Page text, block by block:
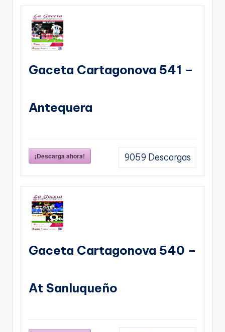
Gaceta Cartagonova 541 –
Antequera
¡Descarga ahora! 9059 Descargas
Gaceta Cartagonova 540 –
At Sanluqueño